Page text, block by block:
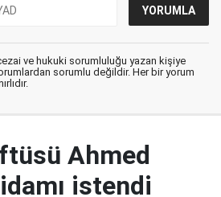
ve hukuki sorumluluğu yazan kişiye
sorumlu değildir. Her bir yorum
Ahmed
istendi